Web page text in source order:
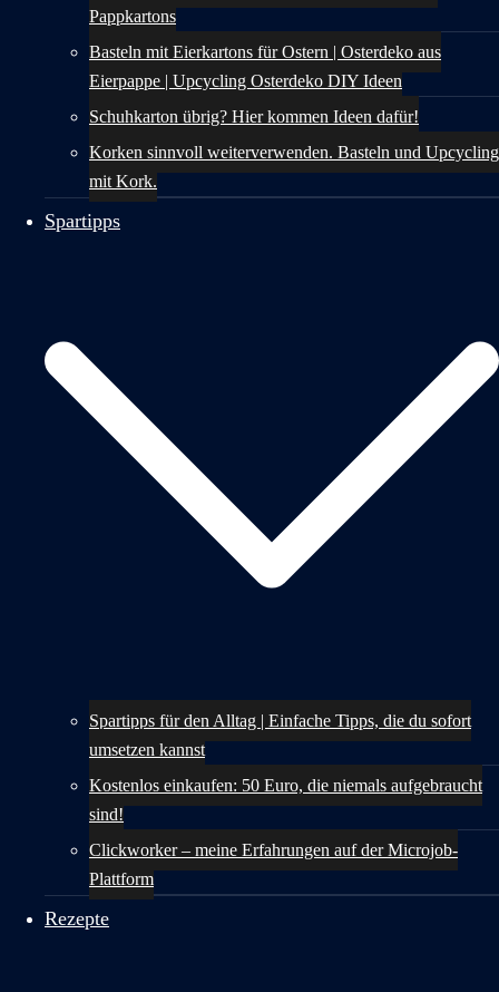
Pappkartons
Basteln mit Eierkartons für Ostern | Osterdeko aus
Eierpappe | Upcycling Osterdeko DIY Ideen
Schuhkarton übrig? Hier kommen Ideen dafür!
Korken sinnvoll weiterverwenden. Basteln und Upcycling
mit Kork.
Spartipps
Spartipps für den Alltag | Einfache Tipps, die du sofort
umsetzen kannst
Kostenlos einkaufen: 50 Euro, die niemals aufgebraucht
sind!
Clickworker – meine Erfahrungen auf der Microjob-
Plattform
Rezepte